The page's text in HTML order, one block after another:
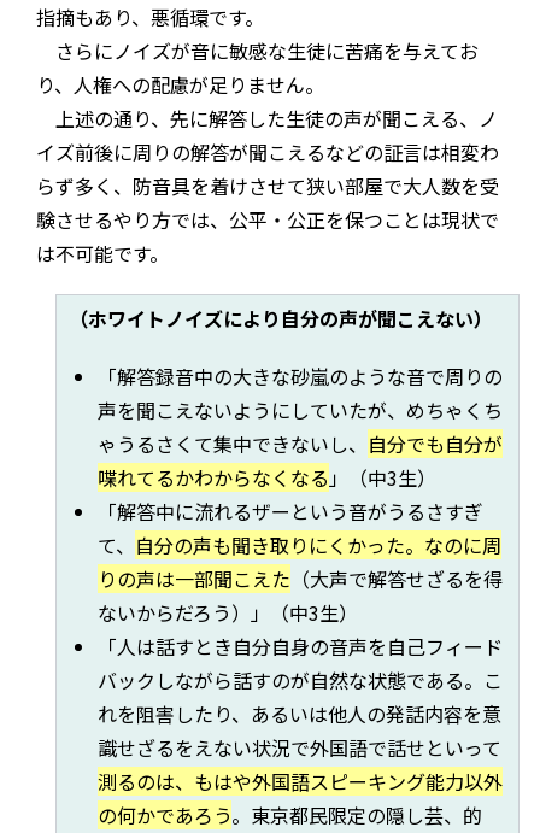
指摘もあり、悪循環です。
さらにノイズが音に敏感な生徒に苦痛を与えてお
り、人権への配慮が足りません。
上述の通り、先に解答した生徒の声が聞こえる、ノ
イズ前後に周りの解答が聞こえるなどの証言は相変わ
らず多く、防音具を着けさせて狭い部屋で大人数を受
験させるやり方では、公平・公正を保つことは現状で
は不可能です。
（ホワイトノイズにより自分の声が聞こえない）
「解答録音中の大きな砂嵐のような音で周りの
声を聞こえないようにしていたが、めちゃくち
ゃうるさくて集中できないし、 自分でも自分が
喋れてるかわからなくなる」（中3生）
「解答中に流れるザーという音がうるさすぎ
て、 自分の声も聞き取りにくかった。なのに周
りの声は一部聞こえた （大声で解答せざるを得
ないからだろう）」（中3生）
「人は話すとき自分自身の音声を自己フィード
バックしながら話すのが自然な状態である。こ
れを阻害したり、あるいは他人の発話内容を意
識せざるをえない状況で外国語で話せといって
測るのは、もはや外国語スピーキング能力以外
の何かであろう。東京都民限定の隠し芸、的